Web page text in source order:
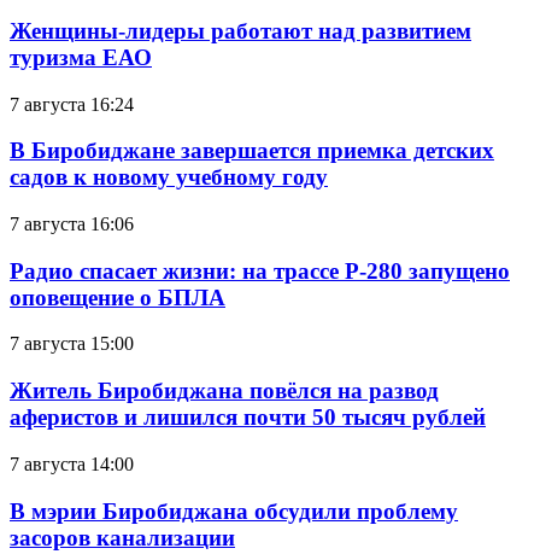
Женщины-лидеры работают над развитием
туризма ЕАО
7 августа 16:24
В Биробиджане завершается приемка детских
садов к новому учебному году
7 августа 16:06
Радио спасает жизни: на трассе Р-280 запущено
оповещение о БПЛА
7 августа 15:00
Житель Биробиджана повёлся на развод
аферистов и лишился почти 50 тысяч рублей
7 августа 14:00
В мэрии Биробиджана обсудили проблему
засоров канализации